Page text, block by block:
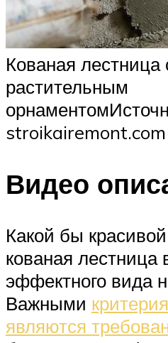
Кованая
растительным
stroikairemont.com
Видео
Какой бы
кованая лестница
эффектного вида
Важными
являются